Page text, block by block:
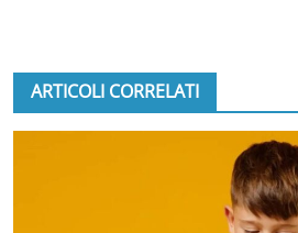
ARTICOLI CORRELATI